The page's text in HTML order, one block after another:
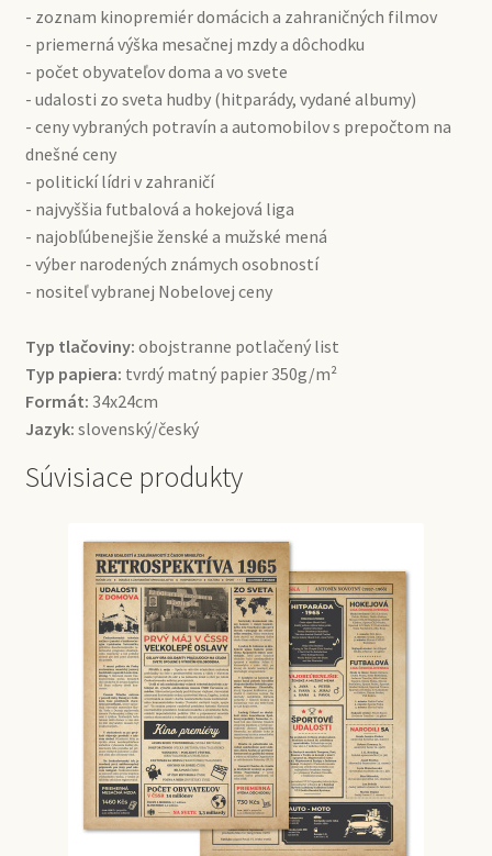
- zoznam kinopremiér domácich a zahraničných filmov
- priemerná výška mesačnej mzdy a dôchodku
- počet obyvateľov doma a vo svete
- udalosti zo sveta hudby (hitparády, vydané albumy)
- ceny vybraných potravín a automobilov s prepočtom na
dnešné ceny
- politickí lídri v zahraničí
- najvyššia futbalová a hokejová liga
- najobľúbenejšie ženské a mužské mená
- výber narodených známych osobností
- nositeľ vybranej Nobelovej ceny
Typ tlačoviny: obojstranne potlačený list
Typ papiera: tvrdý matný papier 350g/m²
Formát: 34x24cm
Jazyk: slovenský/český
Súvisiace produkty